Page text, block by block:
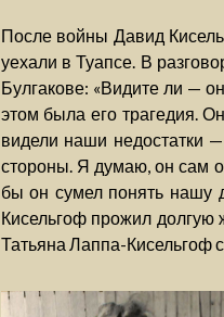
После войны Давид
уехали в Туапсе. В
Булгакове: «Видите ли —
этом была его трагедия.
видели наши недостатки
стороны. Я думаю, он сам
бы он сумел понять нашу
Кисельгоф прожил долгую
Татьяна Лаппа-Кисельгоф